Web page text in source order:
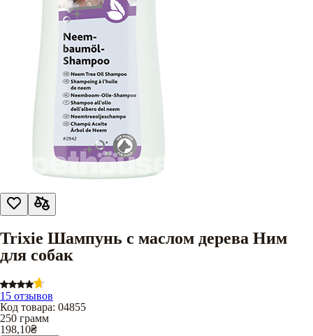
Trixie Шампунь с маслом дерева Ним
для собак
15 отзывов
Код товара: 04855
250 грамм
198,10₴